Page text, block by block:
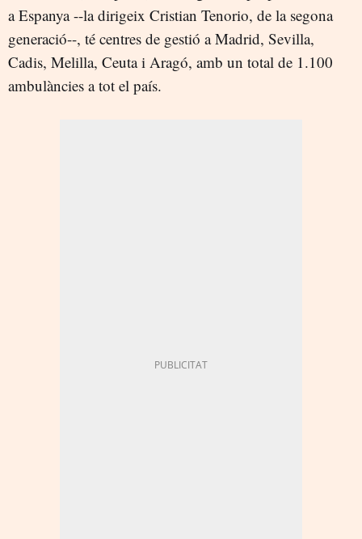
a Espanya --la dirigeix Cristian Tenorio, de la segona
generació--, té centres de gestió a Madrid, Sevilla,
Cadis, Melilla, Ceuta i Aragó, amb un total de 1.100
ambulàncies a tot el país.